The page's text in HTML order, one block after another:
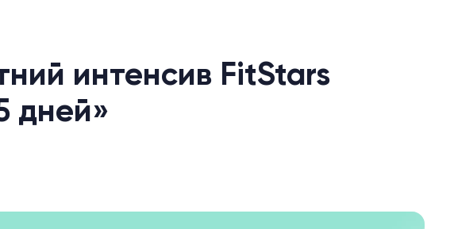
интенсив FitStars
дней»